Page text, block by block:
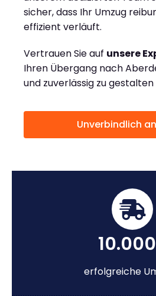
sicher, dass Ihr Umzug
effizient verläuft.
Vertrauen Sie auf unsere
Ihren Übergang nach
und zuverlässig zu gestalten
Unverbindlich
erfolgreiche